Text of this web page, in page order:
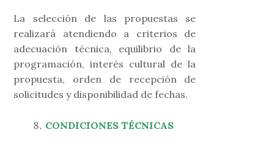
La selección de las propuestas se
realizará atendiendo a criterios de
adecuación técnica, equilibrio de la
programación, interés cultural de la
propuesta, orden de recepción de
solicitudes y disponibilidad de fechas.
CONDICIONES TÉCNICAS